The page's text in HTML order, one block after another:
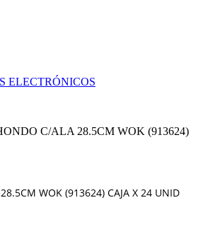
ELECTRÓNICOS
C/ALA 28.5CM WOK (913624)
WOK (913624) CAJA X 24 UNID